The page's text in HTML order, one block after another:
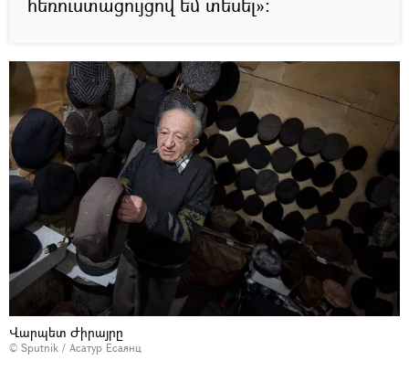
Վարպետ Ժիրայրը
© Sputnik / Асатур Есаянц